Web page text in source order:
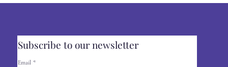
Subscribe to our newsletter
Email *